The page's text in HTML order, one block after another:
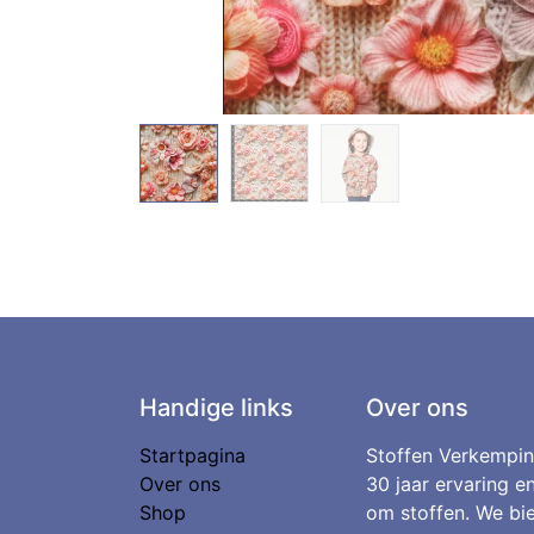
Handige links
Startpagina
Over ons
Shop
Over ons
Stoffen
30 jaar ervaring
om stoffen. We